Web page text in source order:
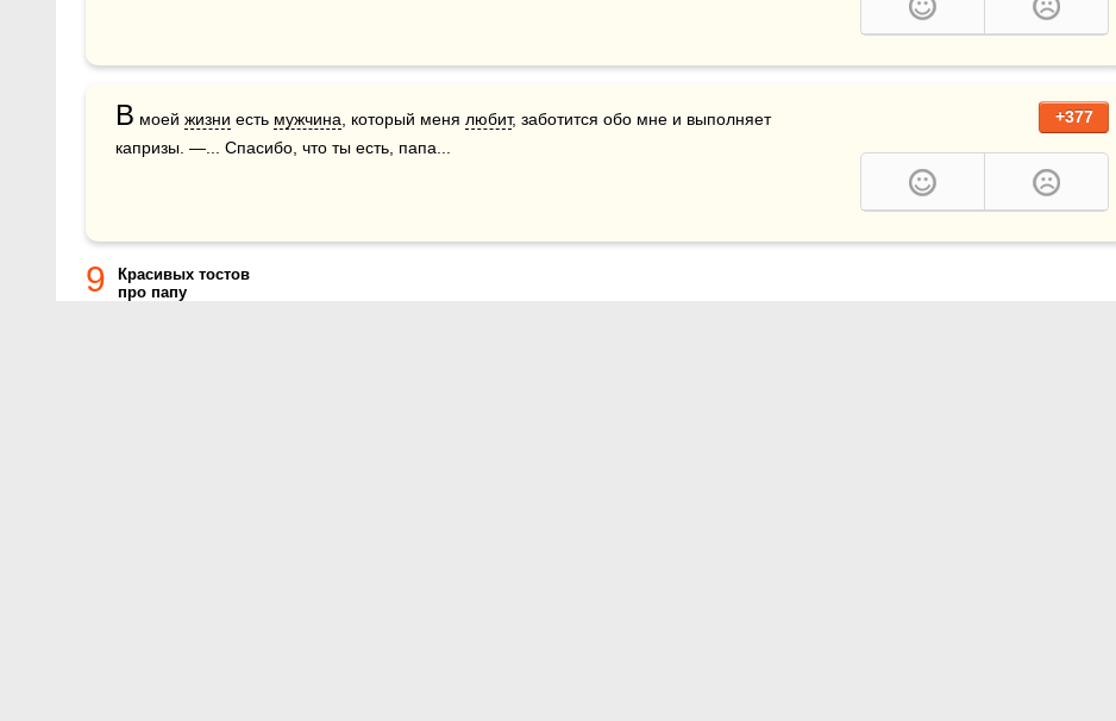
+377
В моей жизни есть мужчина , который меня любит, заботится обо мне и выполняет
капризы. —... Спасибо, что ты есть, папа...
9
Красивых тостов
про папу